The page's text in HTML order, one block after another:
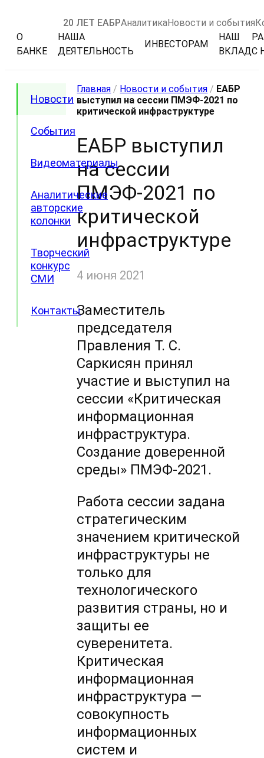
20 ЛЕТ ЕАБРАналитикаНовости и события
О
БАНКЕ
НАША
ДЕЯТЕЛЬНОСТЬ
ИНВЕСТОРАМ
НАШ
ВКЛАДС
Новости
События
Видеоматериалы
Аналитические
авторские
колонки
Творческий
конкурс
СМИ
Контакты
Главная / Новости и события / ЕАБР
выступил на сессии ПМЭФ-2021 по
критической инфраструктуре
ЕАБР выступил
на сессии
ПМЭФ-2021 по
критической
инфраструктуре
4 июня 2021
Заместитель
председателя
Правления Т. С.
Саркисян принял
участие и выступил на
сессии «Критическая
информационная
инфраструктура.
Создание доверенной
среды» ПМЭФ-2021.
Работа сессии задана
стратегическим
значением критической
инфраструктуры не
только для
технологического
развития страны, но и
защиты ее
суверенитета.
Критическая
информационная
инфраструктура —
совокупность
информационных
систем и